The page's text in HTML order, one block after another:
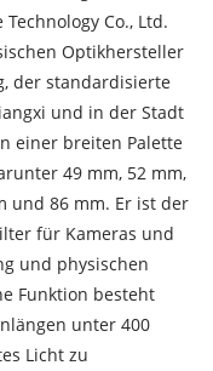
Co., Ltd.
Optikhersteller
der standardisierte
und in der Stadt
einer breiten Palette
49 mm, 52 mm,
und 86 mm. Er ist der
für Kameras und
und physischen
Funktion besteht
unter 400
Licht zu